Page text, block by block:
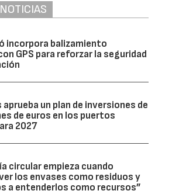
incorpora balizamiento
GPS para reforzar la seguridad
un plan de inversiones de
de euros en los puertos
2027
circular empieza cuando
los envases como residuos y
a entenderlos como recursos”